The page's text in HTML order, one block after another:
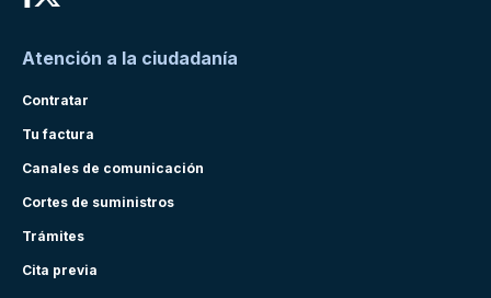
Atención a la ciudadanía
Contratar
Tu factura
Canales de comunicación
Cortes de suministros
Trámites
Cita previa